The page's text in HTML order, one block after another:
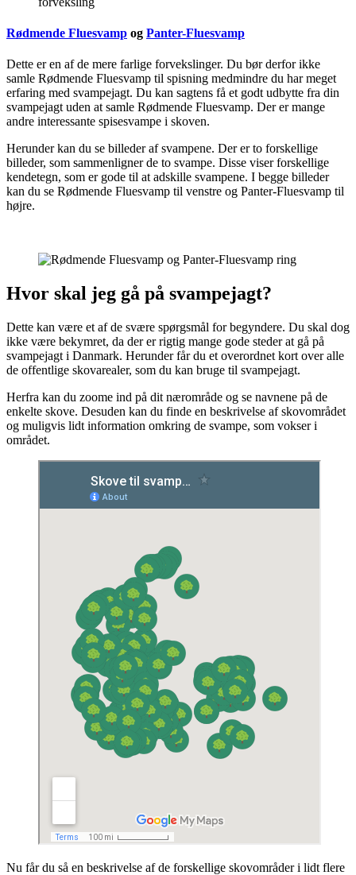
Rødmende Fluesvamp og Panter-Fluesvamp
Dette er en af de mere farlige forvekslinger. Du bør derfor ikke
samle Rødmende Fluesvamp til spisning medmindre du har meget
erfaring med svampejagt. Du kan sagtens få et godt udbytte fra din
svampejagt uden at samle Rødmende Fluesvamp. Der er mange
andre interessante spisesvampe i skoven.
Herunder kan du se billeder af svampene. Der er to forskellige
billeder, som sammenligner de to svampe. Disse viser forskellige
kendetegn, som er gode til at adskille svampene. I begge billeder
kan du se Rødmende Fluesvamp til venstre og Panter-Fluesvamp til
højre.
Hvor skal jeg gå på svampejagt?
Dette kan være et af de svære spørgsmål for begyndere. Du skal dog
ikke være bekymret, da der er rigtig mange gode steder at gå på
svampejagt i Danmark. Herunder får du et overordnet kort over alle
de offentlige skovarealer, som du kan bruge til svampejagt.
Herfra kan du zoome ind på dit nærområde og se navnene på de
enkelte skove. Desuden kan du finde en beskrivelse af skovområdet
og muligvis lidt information omkring de svampe, som vokser i
området.
Nu får du så en beskrivelse af de forskellige skovområder i lidt flere